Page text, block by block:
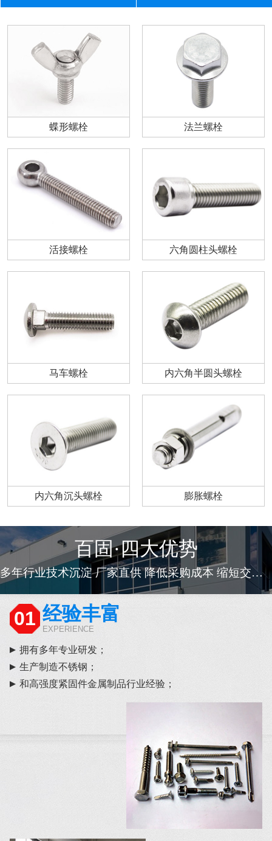
蝶形螺栓 法兰螺栓
活接螺栓 六角圆柱头螺栓
马车螺栓 内六角半圆头螺栓
内六角沉头螺栓 膨胀螺栓
百固·四大优势
多年行业技术沉淀 厂家直供 降低采购成本 缩短交货周期
01 经验丰富
EXPERIENCE
拥有多年专业研发；
生产制造不锈钢；
和高强度紧固件金属制品行业经验；